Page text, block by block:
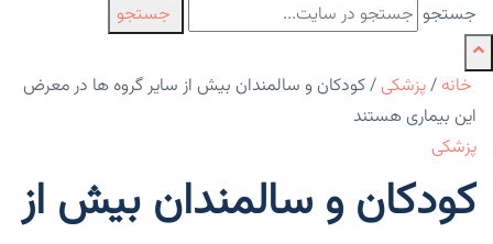
جستجو جستجو
خانه /پزشکی /کودکان و سالمندان بیش از سایر گروه ها در معرض
این بیماری هستند
پزشکی
کودکان و سالمندان بیش از